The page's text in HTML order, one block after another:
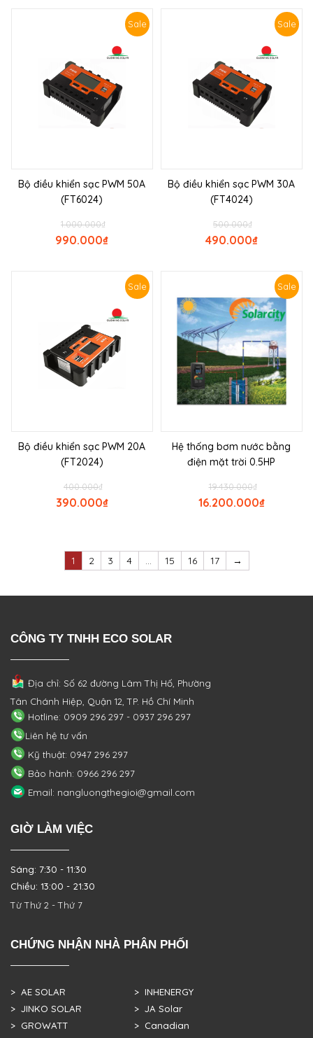
Sale
Bộ điều khiển sạc PWM 50A
(FT6024)
₫
1.000.000
₫
990.000
Sale
Bộ điều khiển sạc PWM 30A
(FT4024)
₫
500.000
₫
490.000
Sale
Bộ điều khiển sạc PWM 20A
(FT2024)
₫
400.000
₫
390.000
Sale
Hệ thống bơm nước bằng
điện mặt trời 0.5HP
₫
19.430.000
₫
16.200.000
1 2 3 4 … 15 16 17 →
CÔNG TY TNHH ECO SOLAR
Địa chỉ: Số 62 đường Lâm Thị Hố, Phường
Tân Chánh Hiệp, Quận 12, TP. Hồ Chí Minh
Hotline: 0909 296 297 - 0937 296 297
Liên hệ tư vấn
Kỹ thuật: 0947 296 297
Bảo hành: 0966 296 297
Email: nangluongthegioi@gmail.com
GIỜ LÀM VIỆC
Sáng: 7:30 - 11:30
Chiều: 13:00 - 21:30
Từ Thứ 2 - Thứ 7
CHỨNG NHẬN NHÀ PHÂN PHỐI
> AE SOLAR
> JINKO SOLAR
> GROWATT
> INHENERGY
> JA Solar
> Canadian